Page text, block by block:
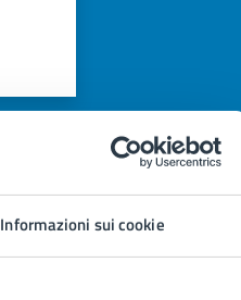
Informazioni sui cookie